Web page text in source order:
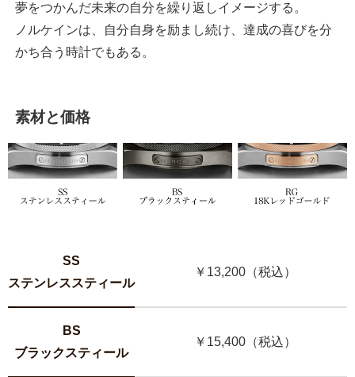
夢をつかんだ未来の自分を繰り返しイメージする。
ノルケインは、自分自身を励まし続け、達成の喜びを分
かち合う時計でもある。
素材と価格
SS
ステンレススティール
￥13,200（税込）
BS
ブラックスティール
￥15,400（税込）